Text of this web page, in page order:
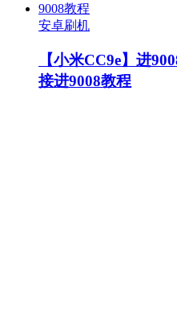
安卓刷机
【小米CC9e】进
接进9008教程